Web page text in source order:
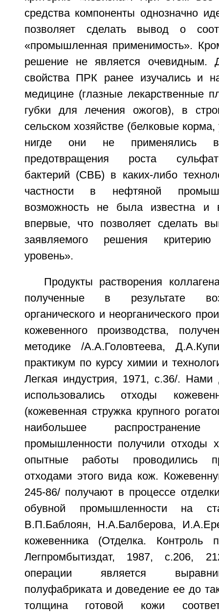
средства компоненты однозначно
позволяет сделать вывод о
«промышленная применимость».
решение не является очевидным.
свойства ПРК ранее изучались и
медицине (глазные лекарственные
губки для лечения ожогов), в
сельском хозяйстве (белковые
нигде они не применялись
предотвращения роста
бактерий (СВБ) в каких-либо
частности в нефтяной
возможность не была известна и
впервые, что позволяет сделать
заявляемого решения критерию
уровень».
Продукты растворения
полученные в результате
органического и неорганического
кожевенного производства,
методике /А.А.Головтеева,
практикум по курсу химии и
Легкая индустрия, 1971, с.36/.
использовались отходы
(кожевенная стружка крупного
наибольшее
промышленности получили отходы
опытные работы проводились
отходами этого вида кож.
245-86/ получают в процессе
обувной промышленности на
В.П.Баблоян, Н.А.Балберова,
кожевенника (Отделка. Контроль
Легпромбытиздат, 1987, с.206,
операции является
полуфабриката и доведение ее до
толщина готовой кожи